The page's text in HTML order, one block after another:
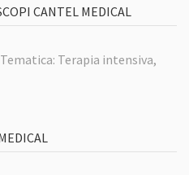
CANTEL MEDICAL
Tematica: Terapia intensiva,